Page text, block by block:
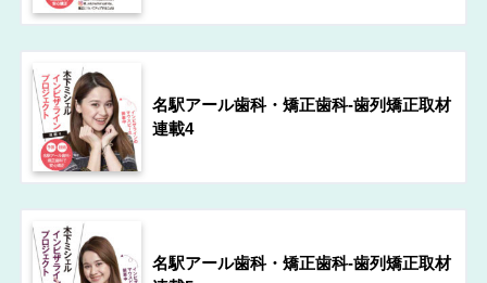
名駅アール歯科・矯正歯科-歯列矯正取材
連載4
名駅アール歯科・矯正歯科-歯列矯正取材